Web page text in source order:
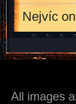
Nejvíc
All images